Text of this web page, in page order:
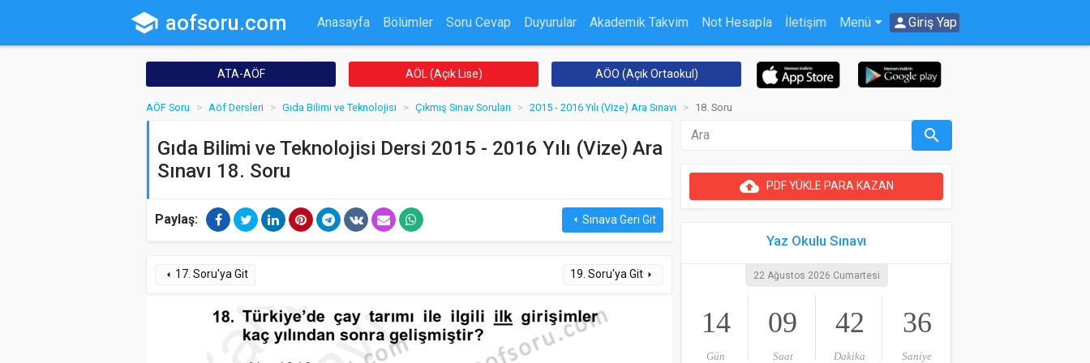
school aofsoru.com Anasayfa Bölümler Soru Cevap Duyurular Akademik Takvim Not Hesapla İletişim Menü personGiriş Yap
ATA-AÖF AÖL (Açık Lise) AÖO (Açık Ortaokul)
AÖF Soru Aöf Dersleri Gıda Bilimi ve Teknolojisi Çıkmış Sınav Soruları 2015 - 2016 Yılı (Vize) Ara Sınavı 18. Soru
Gıda Bilimi ve Teknolojisi Dersi 2015 - 2016 Yılı (Vize) Ara
Sınavı 18. Soru
Paylaş: arrow_leftSınava Geri Git
arrow_left 17. Soru'ya Git 19. Soru'ya Git arrow_right
search
cloud_uploadPDF YÜKLE PARA KAZAN
Yaz Okulu Sınavı
22 Ağustos 2026 Cumartesi
14
Gün
09
Saat
42
Dakika
36
Saniye